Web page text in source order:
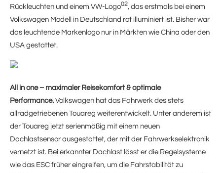
Rückleuchten und einem VW-Logo02, das erstmals bei einem
Volkswagen Modell in Deutschland rot illuminiert ist. Bisher war
das leuchtende Markenlogo nur in Märkten wie China oder den
USA gestattet.
All in one – maximaler Reisekomfort & optimale
Performance. Volkswagen hat das Fahrwerk des stets
allradgetriebenen Touareg weiterentwickelt. Unter anderem ist
der Touareg jetzt serienmäßig mit einem neuen
Dachlastsensor ausgestattet, der mit der Fahrwerkselektronik
vernetzt ist. Bei erkannter Dachlast lässt er die Regelsysteme
wie das ESC früher eingreifen, um die Fahrstabilität zu